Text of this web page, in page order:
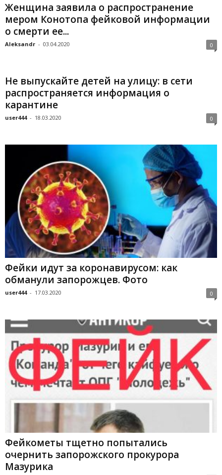
Женщина заявила о распространение
мером Конотопа фейковой информации
о смерти ее...
Aleksandr - 03.04.2020 0
Не выпускайте детей на улицу: в сети
распространяется информация о
карантине
user444 - 18.03.2020 0
Фейки идут за коронавирусом: как
обманули запорожцев. Фото
user444 - 17.03.2020 0
Фейкометы тщетно попытались
очернить запорожского прокурора
Мазурика